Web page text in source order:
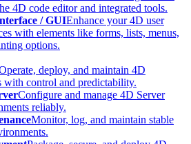
4D code editor and integrated tools.
/ GUIEnhance your 4D user
with elements like forms, lists, menus,
options.
deploy, and maintain 4D
with control and predictability.
Configure and manage 4D Server
reliably.
Monitor, log, and maintain stable